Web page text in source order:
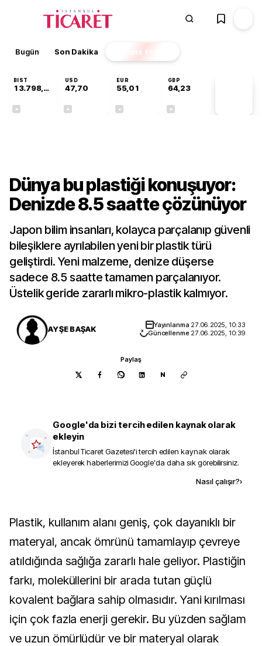
Bugün Son Dakika Finans EKSTRA
BIST
13.798,82
USD
47,70
EUR
55,01
GBP
64,23
Dünya bu plastiği konuşuyor:
Denizde 8.5 saatte çözünüyor
Japon bilim insanları, kolayca parçalanıp güvenli
bileşiklere ayrılabilen yeni bir plastik türü
geliştirdi. Yeni malzeme, denize düşerse
sadece 8.5 saatte tamamen parçalanıyor.
Üstelik geride zararlı mikro-plastik kalmıyor.
AYŞE BAŞAK Yayınlanma 27.06.2025, 10:33
Güncellenme 27.06.2025, 10:39
Paylaş
N
Google'da bizi tercih edilen kaynak olarak
ekleyin
İstanbul Ticaret Gazetesi'i tercih edilen kaynak olarak
ekleyerek haberlerimizi Google'da daha sık görebilirsiniz.
Nasıl çalışır?›
Plastik, kullanım alanı geniş, çok dayanıklı bir
materyal, ancak ömrünü tamamlayıp çevreye
atıldığında sağlığa zararlı hale geliyor. Plastiğin
farkı, moleküllerini bir arada tutan güçlü
kovalent bağlara sahip olmasıdır. Yani kırılması
için çok fazla enerji gerekir. Bu yüzden sağlam
ve uzun ömürlüdür ve bir materyal olarak